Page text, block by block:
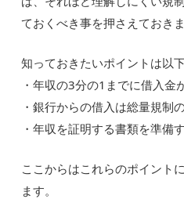
ておくべき事を押さえておきま
知っておきたいポイントは以
・年収の3分の1までに借入金
・銀行からの借入は総量規制
・年収を証明する書類を準備
ここからはこれらのポイント
ます。